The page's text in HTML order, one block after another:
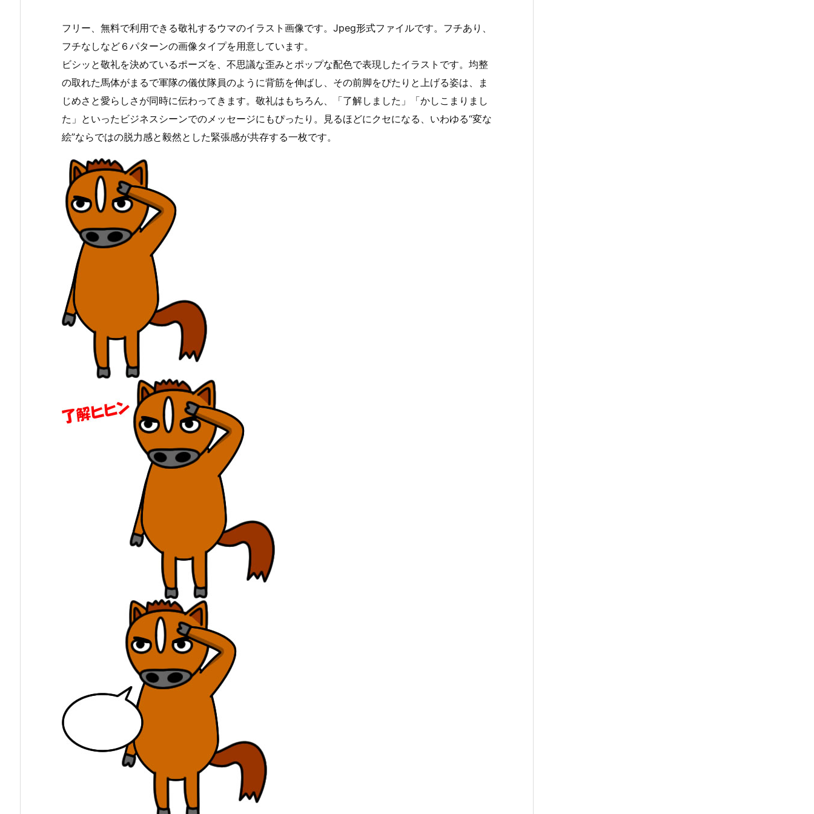
フリー、無料で利用できる敬礼するウマのイラスト画像です。Jpeg形式ファイルです。フチあり、
フチなしなど６パターンの画像タイプを用意しています。
ビシッと敬礼を決めているポーズを、不思議な歪みとポップな配色で表現したイラストです。均整
の取れた馬体がまるで軍隊の儀仗隊員のように背筋を伸ばし、その前脚をぴたりと上げる姿は、ま
じめさと愛らしさが同時に伝わってきます。敬礼はもちろん、「了解しました」「かしこまりまし
た」といったビジネスシーンでのメッセージにもぴったり。見るほどにクセになる、いわゆる“変な
絵”ならではの脱力感と毅然とした緊張感が共存する一枚です。